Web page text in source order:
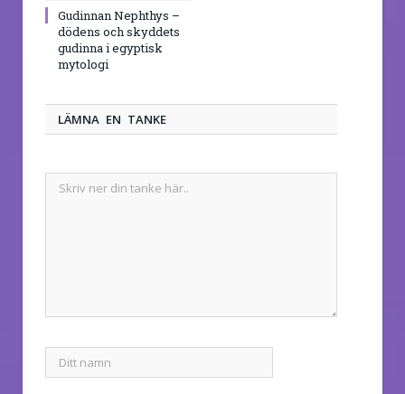
Gudinnan Nephthys –
dödens och skyddets
gudinna i egyptisk
mytologi
LÄMNA EN TANKE